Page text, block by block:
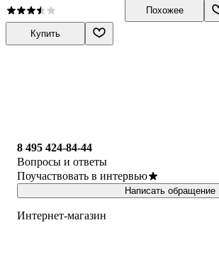
Купить
Похожее
8 495 424-84-44
Вопросы и ответы
Поучаствовать в интервью
Написать обращение
Интернет-магазин